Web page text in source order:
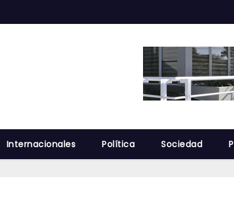
Internacionales Política Sociedad